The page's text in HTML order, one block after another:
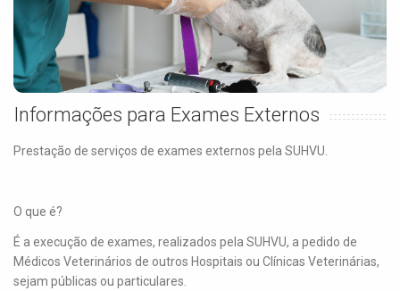
Informações para Exames Externos
Prestação de serviços de exames externos pela SUHVU.
O que é?
É a execução de exames, realizados pela SUHVU, a pedido de
Médicos Veterinários de outros Hospitais ou Clínicas Veterinárias,
sejam públicas ou particulares.